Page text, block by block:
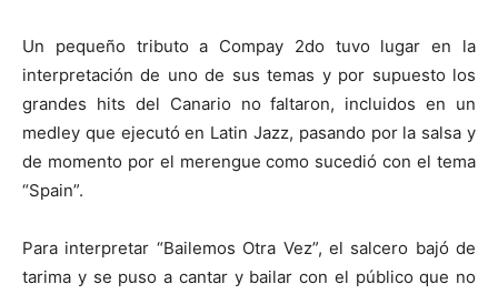
Un pequeño tributo a Compay 2do tuvo lugar en la
interpretación de uno de sus temas y por supuesto los
grandes hits del Canario no faltaron, incluidos en un
medley que ejecutó en Latin Jazz, pasando por la salsa y
de momento por el merengue como sucedió con el tema
“Spain”.
Para interpretar “Bailemos Otra Vez”, el salcero bajó de
tarima y se puso a cantar y bailar con el público que no